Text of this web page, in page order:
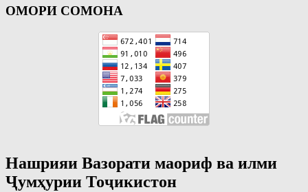
ОМОРИ СОМОНА
Нашрияи Вазорати маориф ва илми
Ҷумҳурии Тоҷикистон